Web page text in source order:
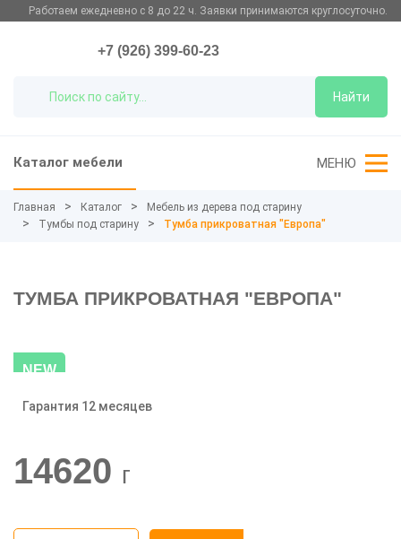
Работаем ежедневно с 8 до 22 ч. Заявки принимаются круглосуточно.
Найти
+7 (926) 399-60-23
Каталог мебели МЕНЮ
Главная Каталог
Мебель из дерева под старину
Тумбы под старину
Тумба прикроватная "Европа"
ТУМБА ПРИКРОВАТНАЯ "ЕВРОПА"
NEW
-20%
Гарантия 12 месяцев
14620 г